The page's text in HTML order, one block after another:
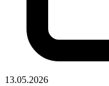
13.05.2026